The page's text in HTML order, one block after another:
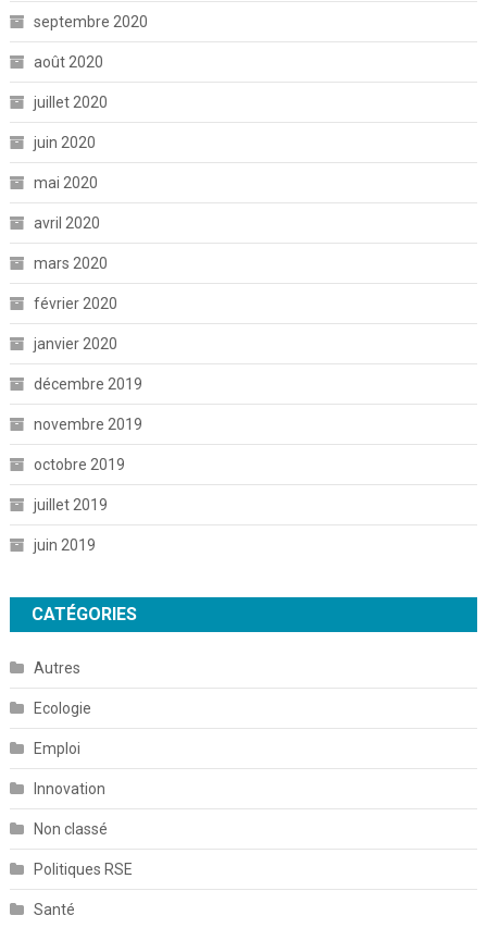
septembre 2020
août 2020
juillet 2020
juin 2020
mai 2020
avril 2020
mars 2020
février 2020
janvier 2020
décembre 2019
novembre 2019
octobre 2019
juillet 2019
juin 2019
CATÉGORIES
Autres
Ecologie
Emploi
Innovation
Non classé
Politiques RSE
Santé